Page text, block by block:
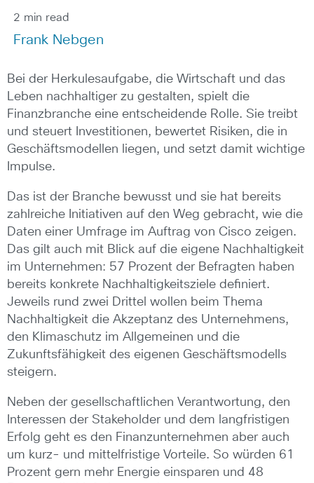
2 min read
Frank Nebgen
Bei der Herkulesaufgabe, die Wirtschaft und das
Leben nachhaltiger zu gestalten, spielt die
Finanzbranche eine entscheidende Rolle. Sie treibt
und steuert Investitionen, bewertet Risiken, die in
Geschäftsmodellen liegen, und setzt damit wichtige
Impulse.
Das ist der Branche bewusst und sie hat bereits
zahlreiche Initiativen auf den Weg gebracht, wie die
Daten einer Umfrage im Auftrag von Cisco zeigen.
Das gilt auch mit Blick auf die eigene Nachhaltigkeit
im Unternehmen: 57 Prozent der Befragten haben
bereits konkrete Nachhaltigkeitsziele definiert.
Jeweils rund zwei Drittel wollen beim Thema
Nachhaltigkeit die Akzeptanz des Unternehmens,
den Klimaschutz im Allgemeinen und die
Zukunftsfähigkeit des eigenen Geschäftsmodells
steigern.
Neben der gesellschaftlichen Verantwortung, den
Interessen der Stakeholder und dem langfristigen
Erfolg geht es den Finanzunternehmen aber auch
um kurz- und mittelfristige Vorteile. So würden 61
Prozent gern mehr Energie einsparen und 48